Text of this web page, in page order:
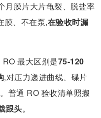
月膜片大片龟裂、脱盐率
膜、不在泵,在验收时漏
最大区别是75-120
,对压力递进曲线、碟片
普通 RO 验收清单照搬
跟头。